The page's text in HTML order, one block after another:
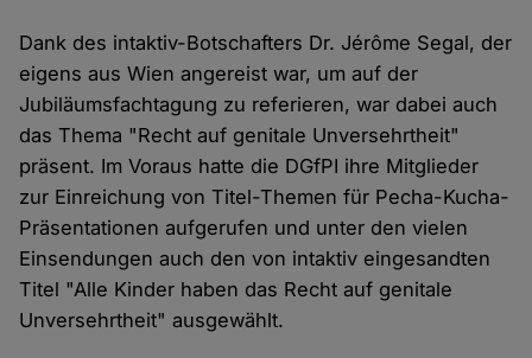
Dank des intaktiv-Botschafters Dr. Jérôme Segal, der
eigens aus Wien angereist war, um auf der
Jubiläumsfachtagung zu referieren, war dabei auch
das Thema "Recht auf genitale Unversehrtheit"
präsent. Im Voraus hatte die DGfPI ihre Mitglieder
zur Einreichung von Titel-Themen für Pecha-Kucha-
Präsentationen aufgerufen und unter den vielen
Einsendungen auch den von intaktiv eingesandten
Titel "Alle Kinder haben das Recht auf genitale
Unversehrtheit" ausgewählt.